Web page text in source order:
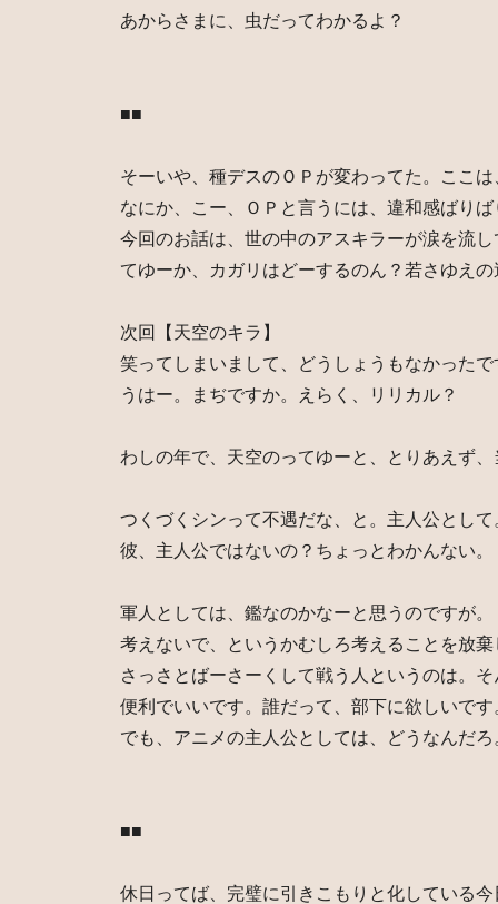
あからさまに、虫だってわかるよ？
■■
そーいや、種デスのＯＰが変わってた。ここ
なにか、こー、ＯＰと言うには、違和感ばり
今回のお話は、世の中のアスキラーが涙を流
てゆーか、カガリはどーするのん？若さゆえの
次回【天空のキラ】
笑ってしまいまして、どうしょうもなかったで
うはー。まぢですか。えらく、リリカル？
わしの年で、天空のってゆーと、とりあえず
つくづくシンって不遇だな、と。主人公として
彼、主人公ではないの？ちょっとわかんない。
軍人としては、鑑なのかなーと思うのですが。
考えないで、というかむしろ考えることを放棄
さっさとばーさーくして戦う人というのは。
便利でいいです。誰だって、部下に欲しいです
でも、アニメの主人公としては、どうなんだろ
■■
休日ってば、完璧に引きこもりと化している今